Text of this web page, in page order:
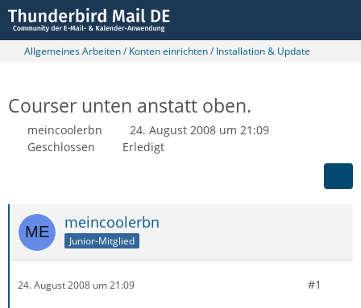
Allgemeines Arbeiten / Konten einrichten / Installation & Update
Courser unten anstatt oben.
meincoolerbn
24. August 2008 um 21:09
Geschlossen
Erledigt
meincoolerbn
Junior-Mitglied
24. August 2008 um 21:09 #1